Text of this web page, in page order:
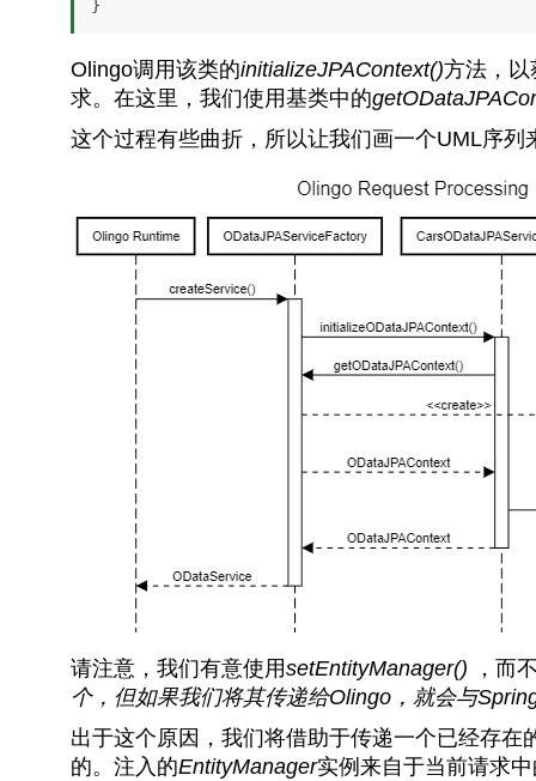
Olingo调用该类的initializeJPAContext()方法，以
求。在这里，我们使用基类中的
这个过程有些曲折，所以让我们画一个UML序列
请注意，我们有意使用setEntityManager()
，而
个，但如果我们将其传递给Olingo，就会与
出于这个原因，我们将借助于传递一个已经存在
的。注入的EntityManager实例来自于当前请求